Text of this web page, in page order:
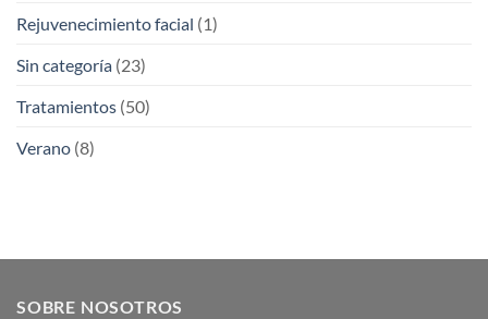
Rejuvenecimiento facial (1)
Sin categoría (23)
Tratamientos (50)
Verano (8)
SOBRE NOSOTROS